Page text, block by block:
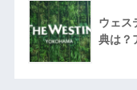
ウェス
典は？